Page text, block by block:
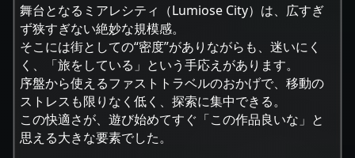
舞台となるミアレシティ（Lumiose City）は、広すぎ
ず狭すぎない絶妙な規模感。
そこには街としての“密度”がありながらも、迷いにく
く、「旅をしている」という手応えがあります。
序盤から使えるファストトラベルのおかげで、移動の
ストレスも限りなく低く、探索に集中できる。
この快適さが、遊び始めてすぐ「この作品良いな」と
思える大きな要素でした。